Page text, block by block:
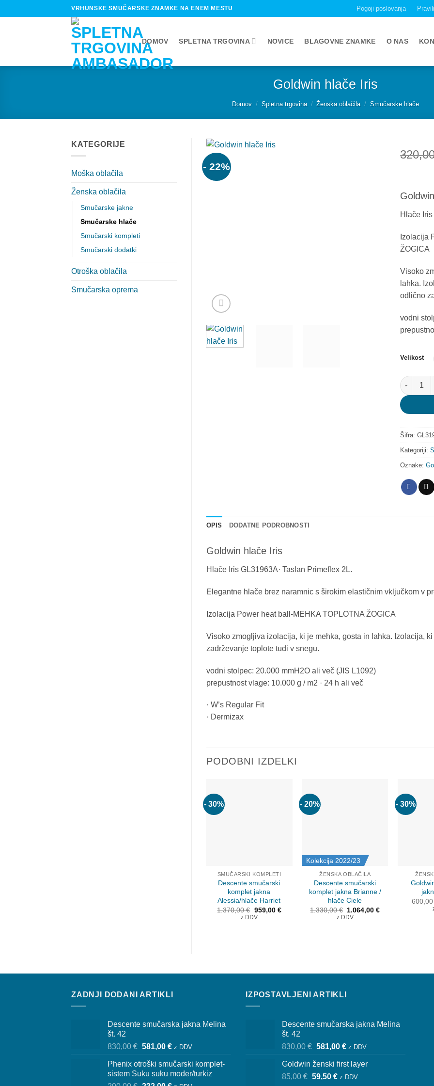
to
VRHUNSKE SMUČARSKE ZNAMKE NA ENEM MESTU Pogoji poslovanja
DOMOV SPLETNA TRGOVINA NOVICE BLAGOVNE ZNAMKE O NAS
Goldwin hlače Iris
Domov / Spletna trgovina / Ženska oblačila / Smučarske hlače
KATEGORIJE
Moška oblačila
Ženska oblačila
Smučarske jakne
Smučarske hlače
Smučarski kompleti
Smučarski dodatki
Otroška oblačila
Smučarska oprema
- 22%
Hlače
Izolacija
ŽOGICA
Visoko
lahka.
odlično
vodni
Velikost
Goldwin
Šifra:
Kategoriji:
Oznake:
OPIS DODATNE PODROBNOSTI
Goldwin hlače Iris
Hlače Iris GL31963A· Taslan Primeflex 2L.
Elegantne hlače brez naramnic s širokim elastičnim vključkom v
Izolacija Power heat ball-MEHKA TOPLOTNA ŽOGICA
Visoko zmogljiva izolacija, ki je mehka, gosta in lahka. Izolacija,
zadrževanje toplote tudi v snegu.
vodni stolpec: 20.000 mmH2O ali več (JIS L1092)
prepustnost vlage: 10.000 g / m2 · 24 h ali več
· W’s Regular Fit
· Dermizax
PODOBNI IZDELKI
- 30%
SMUČARSKI KOMPLETI
Descente smučarski
komplet jakna
Alessia/hlače Harriet
1.370,00€ Izvirna
cena
959,00 €Trenutna
z DDV
- 20%
Kolekcija 2022/23
ŽENSKA OBLAČILA
Descente smučarski
komplet jakna Brianne /
hlače Ciele
1.330,00€ Izvirna
cena
1.064,00€Trenutna
z DDV
- 30%
ZADNJI DODANI ARTIKLI
Descente smučarska jakna Melina
št. 42
830,00€ Izvirna
je
bila:
581,00 €Trenutna
je:
581,00 €.
z DDV
Phenix otroški smučarski komplet-
sistem Suku suku moder/turkiz
IZPOSTAVLJENI ARTIKLI
Descente smučarska jakna Melina
št. 42
830,00€ Izvirna
je
bila:
581,00 €Trenutna
je:
581,00 €.
z DDV
Goldwin ženski first layer
85,00€ Izvirna
59,50 €Trenutna
z DDV